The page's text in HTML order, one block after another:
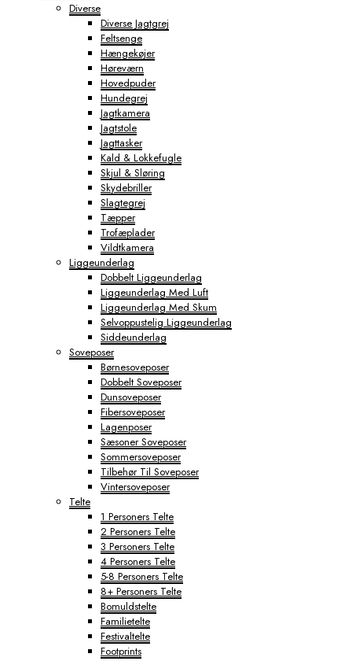
Diverse
Diverse Jagtgrej
Feltsenge
Hængekøjer
Høreværn
Hovedpuder
Hundegrej
Jagtkamera
Jagtstole
Jagttasker
Kald & Lokkefugle
Skjul & Sløring
Skydebriller
Slagtegrej
Tæpper
Trofæplader
Vildtkamera
Liggeunderlag
Dobbelt Liggeunderlag
Liggeunderlag Med Luft
Liggeunderlag Med Skum
Selvoppustelig Liggeunderlag
Siddeunderlag
Soveposer
Børnesoveposer
Dobbelt Soveposer
Dunsoveposer
Fibersoveposer
Lagenposer
Sæsoner Soveposer
Sommersoveposer
Tilbehør Til Soveposer
Vintersoveposer
Telte
1 Personers Telte
2 Personers Telte
3 Personers Telte
4 Personers Telte
5-8 Personers Telte
8+ Personers Telte
Bomuldstelte
Familietelte
Festivaltelte
Footprints